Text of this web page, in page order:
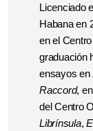
Licenciado
Habana en
en el
graduación
ensayos en
Raccord,
del Centro
Librínsula,